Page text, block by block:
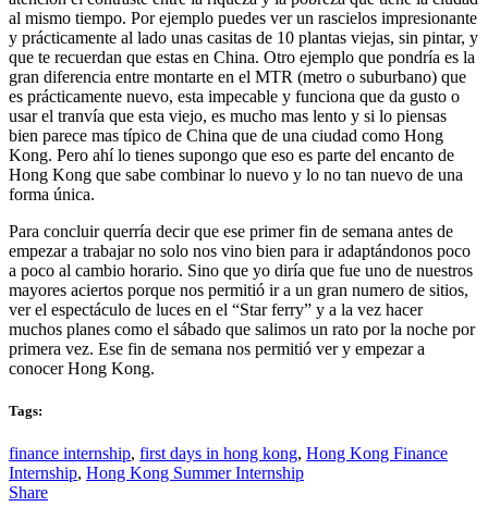
al mismo tiempo. Por ejemplo puedes ver un rascielos impresionante
y prácticamente al lado unas casitas de 10 plantas viejas, sin pintar, y
que te recuerdan que estas en China. Otro ejemplo que pondría es la
gran diferencia entre montarte en el MTR (metro o suburbano) que
es prácticamente nuevo, esta impecable y funciona que da gusto o
usar el tranvía que esta viejo, es mucho mas lento y si lo piensas
bien parece mas típico de China que de una ciudad como Hong
Kong. Pero ahí lo tienes supongo que eso es parte del encanto de
Hong Kong que sabe combinar lo nuevo y lo no tan nuevo de una
forma única.
Para concluir querría decir que ese primer fin de semana antes de
empezar a trabajar no solo nos vino bien para ir adaptándonos poco
a poco al cambio horario. Sino que yo diría que fue uno de nuestros
mayores aciertos porque nos permitió ir a un gran numero de sitios,
ver el espectáculo de luces en el “Star ferry” y a la vez hacer
muchos planes como el sábado que salimos un rato por la noche por
primera vez. Ese fin de semana nos permitió ver y empezar a
conocer Hong Kong.
Tags:
finance internship, first days in hong kong, Hong Kong Finance
Internship, Hong Kong Summer Internship
Share